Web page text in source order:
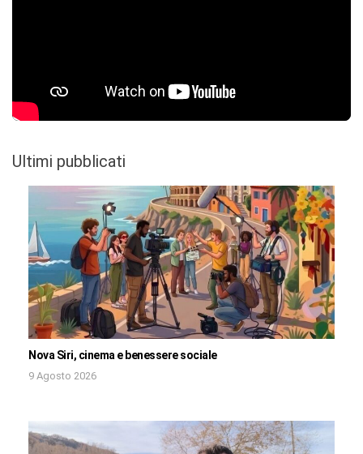
Ultimi pubblicati
Nova Siri, cinema e benessere sociale
9 Agosto 2026